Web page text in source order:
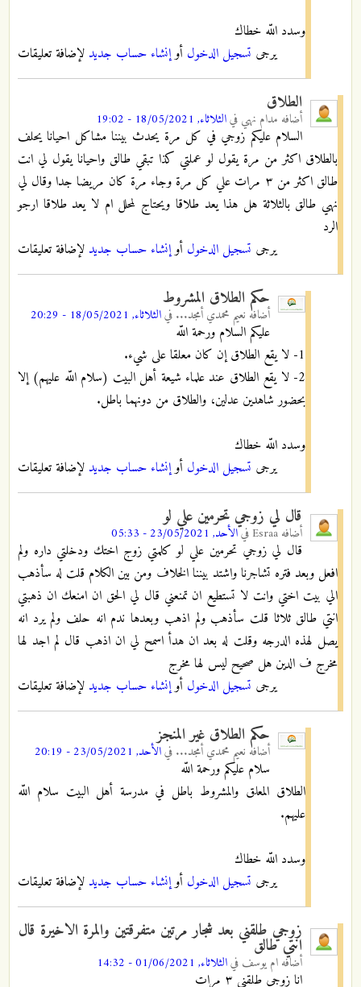
وسدد اللّه خطاك
يرجى تسجيل الدخول أوإنشاء حساب جديد لإضافة تعليقات
الطلاق
أضافه مدام نهي فيالثلاثاء, 18/05/2021 - 19:02
السلام عليكم زوجي في كل مرة يحدث بيننا مشاكل احيانا يحلف
بالطلاق اكثر من مرة يقول لو عملتي كذا تبقي طالق واحيانا يقول لي انت
طالق اكثر من ٣ مرات علي كل مرة وجاء مرة كان مريضا جدا وقال لي
نهي طالق بالثلاثة هل هذا يعد طلاقا ويحتاج لمحلل ام لا يعد طلاقا ارجو
الرد
يرجى تسجيل الدخول أوإنشاء حساب جديد لإضافة تعليقات
حكم الطلاق المشروط
أضافه نعيم محمدي أمجد... فيالثلاثاء, 18/05/2021 - 20:29
عليكم السلام ورحمة اللّه
1- لا يقع الطلاق إن كان معلقا على شيء.
2- لا يقع الطلاق عند علماء شيعة أهل البيت (سلام اللّه عليهم) إلا
بحضور شاهدين عدلين، والطلاق من دونهما باطل.
وسدد اللّه خطاك
يرجى تسجيل الدخول أوإنشاء حساب جديد لإضافة تعليقات
قال لي زوجي تحرمين علي لو
أضافه Esraa فيالأحد, 23/05/2021 - 05:33
قال لي زوجي تحرمين علي لو كلمتي زوج اختك ودخلتي داره ولم
افعل وبعد فتره تشاجرنا واشتد بيننا الخلاف ومن بين الكلام قلت له سأذهب
الي بيت اختي وانت لا تستطيع ان تمنعني قال لي الحق ان امنعك ان ذهبتي
انتي طالق ثلاثا قلت سأذهب ولم اذهب وبعدها ندم انه حلف ولم يرد انه
يصل لهذه الدرجه وقلت له بعد ان هدأ اسمح لي ان اذهب قال لم اجد لها
مخرج ف الدين هل صحيح ليس لها مخرج
يرجى تسجيل الدخول أوإنشاء حساب جديد لإضافة تعليقات
حكم الطلاق غير المنجز
أضافه نعيم محمدي أمجد... فيالأحد, 23/05/2021 - 20:19
سلام علیکم ورحمة اللّه
الطلاق المعلق والمشروط باطل في مدرسة أهل البيت سلام اللّه
علیهم.
وسدد اللّه خطاك
يرجى تسجيل الدخول أوإنشاء حساب جديد لإضافة تعليقات
زوجي طلقني بعد شجار مرتين متفرقتين والمرة الاخيرة قال
انتي طالق
أضافه ام يوسف فيالثلاثاء, 01/06/2021 - 14:32
انا زوجي طلقني ٣ مرات